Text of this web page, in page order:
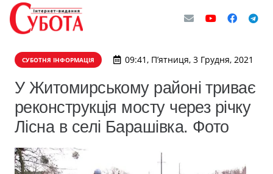
СУБОТНЯ ІНФОРМАЦІЯ 09:41, П’ятниця, 3 Грудня, 2021
У Житомирському районі триває
реконструкція мосту через річку
Лісна в селі Барашівка. Фото